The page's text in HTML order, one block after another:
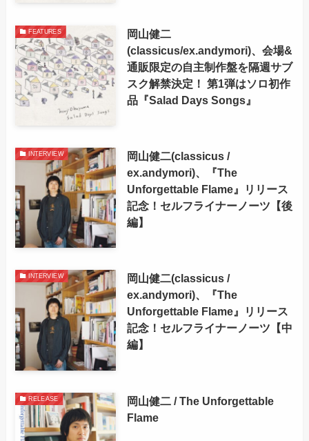
FEATURES
岡山健二
(classicus/ex.andymori)、会場&
通販限定の自主制作盤を隔週サブ
スク解禁決定！ 第1弾はソロ初作
品『Salad Days Songs』
INTERVIEW
岡山健二(classicus /
ex.andymori)、『The
Unforgettable Flame』リリース
記念！セルフライナーノーツ【後
編】
INTERVIEW
岡山健二(classicus /
ex.andymori)、『The
Unforgettable Flame』リリース
記念！セルフライナーノーツ【中
編】
RELEASE
岡山健二 / The Unforgettable
Flame